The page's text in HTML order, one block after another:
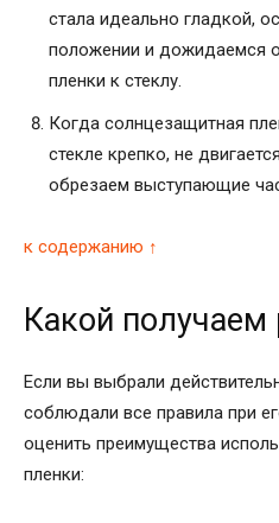
стала идеально гладкой,
положении и дожидаемся
пленки к стеклу.
Когда солнцезащитная
стекле крепко, не
обрезаем выступающие
к содержанию ↑
Какой получаем
Если вы выбрали
соблюдали все правила при
оценить преимущества
пленки: